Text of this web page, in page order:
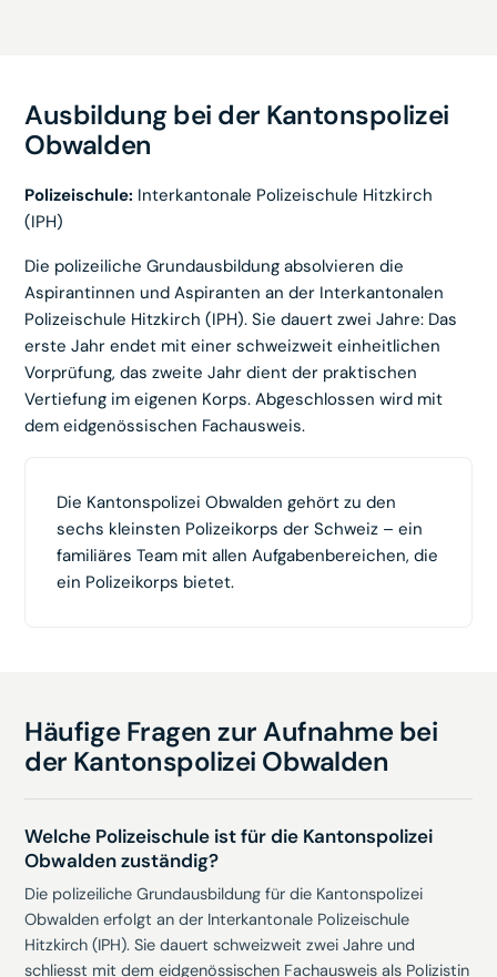
Ausbildung bei der Kantonspolizei
Obwalden
Polizeischule: Interkantonale Polizeischule Hitzkirch
(IPH)
Die polizeiliche Grundausbildung absolvieren die
Aspirantinnen und Aspiranten an der Interkantonalen
Polizeischule Hitzkirch (IPH). Sie dauert zwei Jahre: Das
erste Jahr endet mit einer schweizweit einheitlichen
Vorprüfung, das zweite Jahr dient der praktischen
Vertiefung im eigenen Korps. Abgeschlossen wird mit
dem eidgenössischen Fachausweis.
Die Kantonspolizei Obwalden gehört zu den
sechs kleinsten Polizeikorps der Schweiz – ein
familiäres Team mit allen Aufgabenbereichen, die
ein Polizeikorps bietet.
Häufige Fragen zur Aufnahme bei
der Kantonspolizei Obwalden
Welche Polizeischule ist für die Kantonspolizei
Obwalden zuständig?
Die polizeiliche Grundausbildung für die Kantonspolizei
Obwalden erfolgt an der Interkantonale Polizeischule
Hitzkirch (IPH). Sie dauert schweizweit zwei Jahre und
schliesst mit dem eidgenössischen Fachausweis als Polizistin